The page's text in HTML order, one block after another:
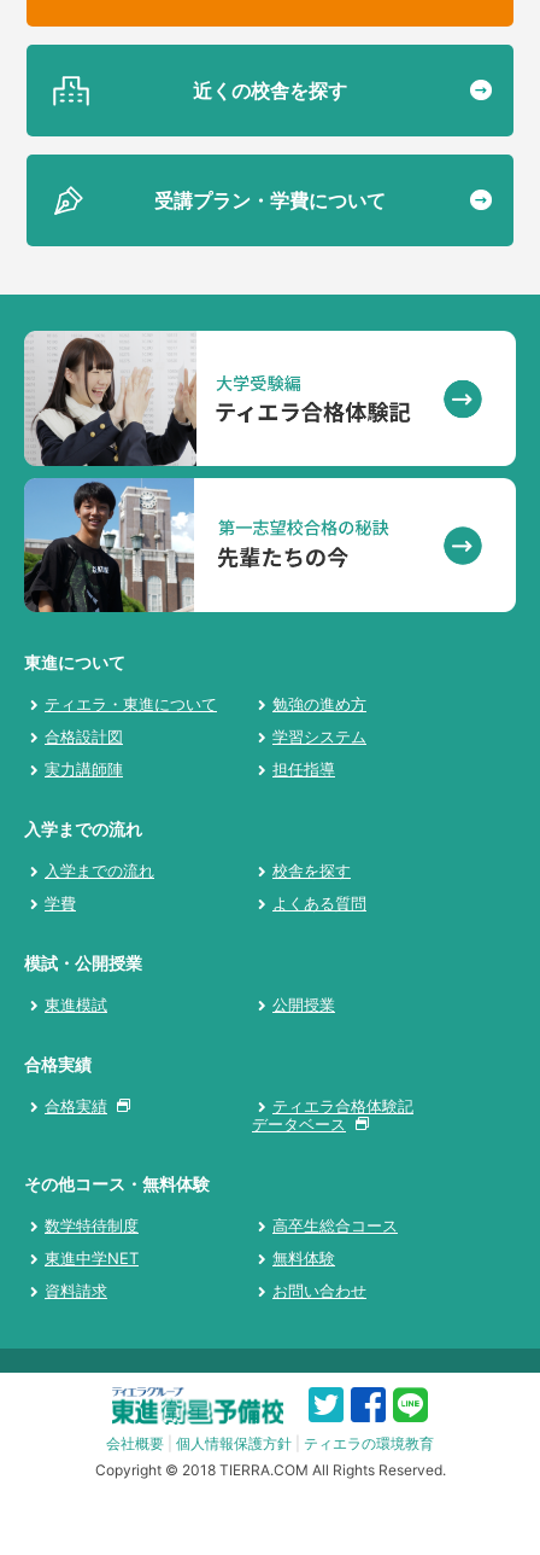
近くの校舎を探す
受講プラン・学費について
東進について
ティエラ・東進について
勉強の進め方
合格設計図
学習システム
実力講師陣
担任指導
入学までの流れ
入学までの流れ
校舎を探す
学費
よくある質問
模試・公開授業
東進模試 公開授業
合格実績
合格実績
ティエラ合格体験記
データベース
その他コース・無料体験
数学特待制度
高卒生総合コース
東進中学NET
無料体験
資料請求
お問い合わせ
会社概要 個人情報保護方針
ティエラの環境教育
Copyright © 2018 TIERRA.COM All Rights Reserved.